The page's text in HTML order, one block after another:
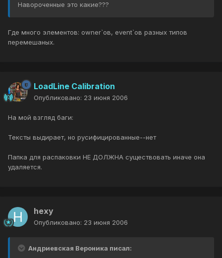
Навороченные это какие???
Где много элементов: owner`ов, event`ов разных типов
перемешаных.
LoadLine Calibration
Опубликовано: 23 июня 2006
На мой взгляд баги:
Тексты выдирает, но русифицированные--нет
Папка для распаковки НЕ ДОЛЖНА существовать иначе она
удаляется.
hexy
Опубликовано: 23 июня 2006
Андриевская Вероника писал: